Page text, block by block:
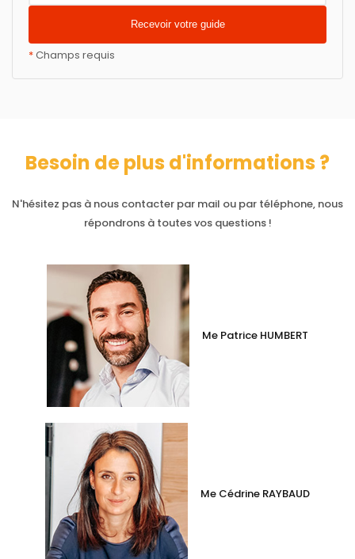
*Champs requis
Besoin de plus d'informations ?
N'hésitez pas à nous contacter par mail ou par téléphone, nous
répondrons à toutes vos questions !
Me Patrice HUMBERT
Me Cédrine RAYBAUD